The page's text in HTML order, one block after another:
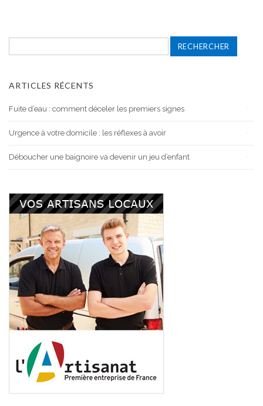
ARTICLES RÉCENTS
Fuite d’eau : comment déceler les premiers signes
Urgence à votre domicile : les réflexes à avoir
Déboucher une baignoire va devenir un jeu d’enfant